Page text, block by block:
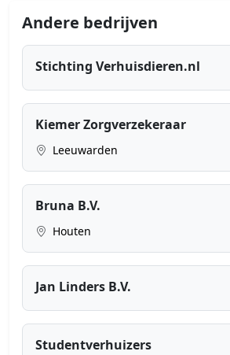
Andere bedrijven
Stichting Verhuisdieren.nl
Kiemer Zorgverzekeraar
Leeuwarden
Bruna B.V.
Houten
Jan Linders B.V.
Studentverhuizers